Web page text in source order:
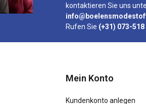
kontaktieren Sie uns
Rufen Sie (+31) 073-518
Mein Konto
Kundenkonto anlegen